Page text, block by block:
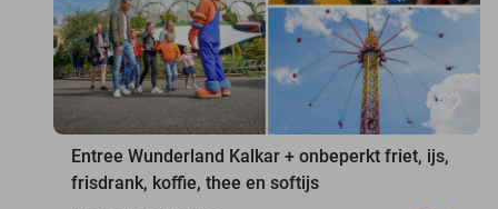
favorite_border
Entree Wunderland Kalkar + onbeperkt friet, ijs,
frisdrank, koffie, thee en softijs